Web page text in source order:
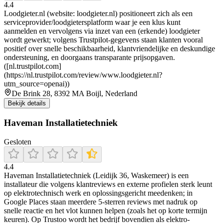
4.4
Loodgieter.nl (website: loodgieter.nl) positioneert zich als een
serviceprovider/loodgietersplatform waar je een klus kunt
aanmelden en vervolgens via inzet van een (erkende) loodgieter
wordt gewerkt; volgens Trustpilot-gegevens staan klanten vooral
positief over snelle beschikbaarheid, klantvriendelijke en deskundige
ondersteuning, en doorgaans transparante prijsopgaven.
([nl.trustpilot.com]
(https://nl.trustpilot.com/review/www.loodgieter.nl?
utm_source=openai))
De Brink 28, 8392 MA Boijl, Nederland
Bekijk details
Haveman Installatietechniek
Gesloten
4.4
Haveman Installatietechniek (Leidijk 36, Waskemeer) is een
installateur die volgens klantreviews en externe profielen sterk leunt
op elektrotechnisch werk en oplossingsgericht meedenken; in
Google Places staan meerdere 5-sterren reviews met nadruk op
snelle reactie en het vlot kunnen helpen (zoals het op korte termijn
keuren). Op Trustoo wordt het bedrijf bovendien als elektro-